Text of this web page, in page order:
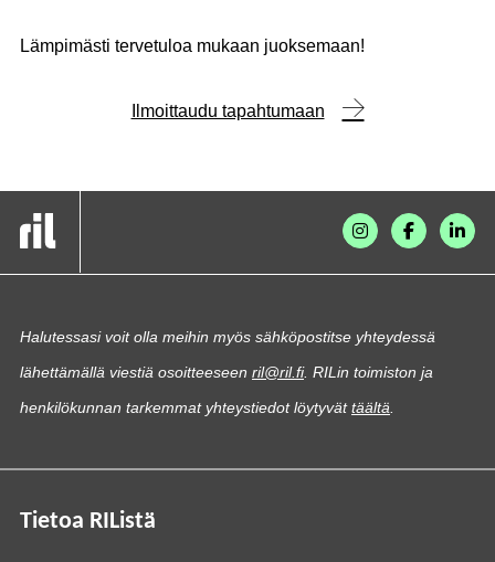
Lämpimästi tervetuloa mukaan juoksemaan!
Ilmoittaudu tapahtumaan
Halutessasi voit olla meihin myös sähköpostitse yhteydessä
lähettämällä viestiä osoitteeseen ril@ril.fi. RILin toimiston ja
henkilökunnan tarkemmat yhteystiedot löytyvättäältä
Tietoa RIListä